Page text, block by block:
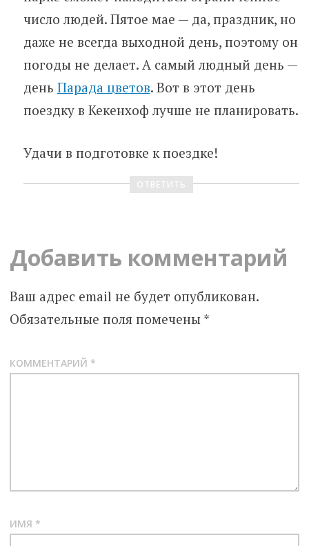
число людей. Пятое мае — да, праздник, но
даже не всегда выходной день, поэтому он
погоды не делает. А самый людный день —
день Парада цветов. Вот в этот день
поездку в Кекенхоф лучше не планировать.
Удачи в подготовке к поездке!
ОТВЕТИТЬ
Добавить комментарий
Ваш адрес email не будет опубликован.
Обязательные поля помечены *
КОММЕНТАРИЙ *
ИМЯ *